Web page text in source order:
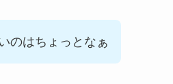
のはちょっとなぁ